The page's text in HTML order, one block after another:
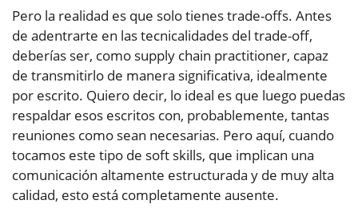
Pero la realidad es que solo tienes trade-offs. Antes
de adentrarte en las tecnicalidades del trade-off,
deberías ser, como supply chain practitioner, capaz
de transmitirlo de manera significativa, idealmente
por escrito. Quiero decir, lo ideal es que luego puedas
respaldar esos escritos con, probablemente, tantas
reuniones como sean necesarias. Pero aquí, cuando
tocamos este tipo de soft skills, que implican una
comunicación altamente estructurada y de muy alta
calidad, esto está completamente ausente.